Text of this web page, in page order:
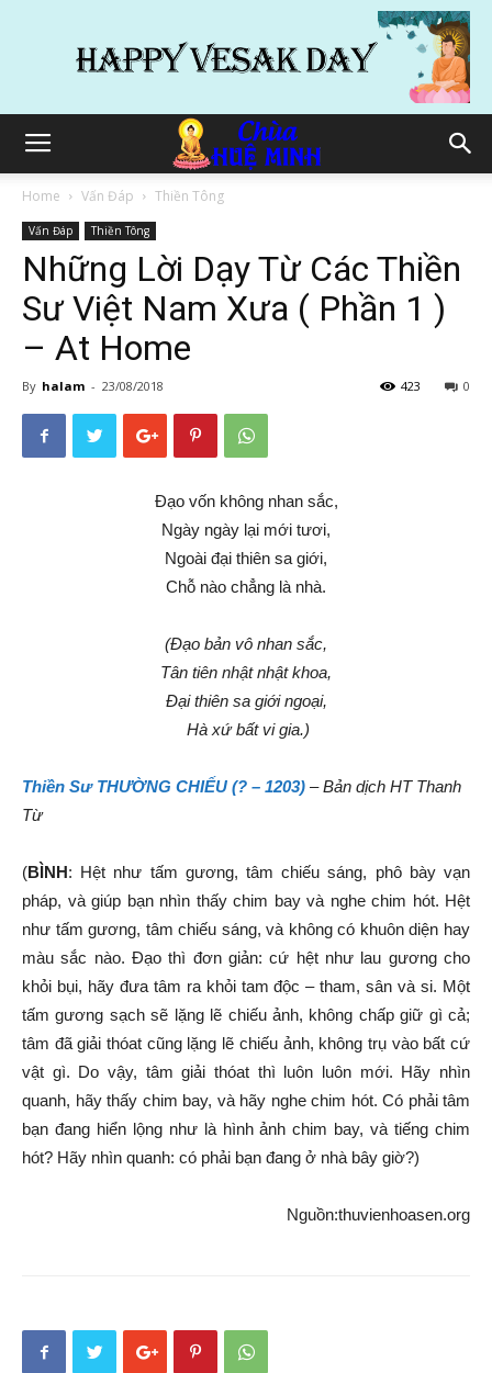
Home Vấn Đáp Thiền Tông
Vấn Đáp Thiền Tông
Những Lời Dạy Từ Các Thiền
Sư Việt Nam Xưa ( Phần 1 )
– At Home
By halam - 23/08/2018 0
423
Đạo vốn không nhan sắc,
Ngày ngày lại mới tươi,
Ngoài đại thiên sa giới,
Chỗ nào chẳng là nhà.
(Đạo bản vô nhan sắc,
Tân tiên nhật nhật khoa,
Đại thiên sa giớingoại,
Hà xứ bất vi gia.)
Thiền Sư THƯỜNG CHIẾU (? – 1203) – Bản dịch HT Thanh
Từ
(BÌNH: Hệt như tấm gương, tâm chiếu sáng, phô bày vạn
pháp, và giúp bạn nhìn thấy chim bay và nghe chim hót. Hệt
như tấm gương, tâm chiếu sáng, và không có khuôn diện hay
màu sắc nào. Đạo thì đơn giản: cứ hệt như lau gương cho
khỏi bụi, hãy đưa tâm ra khỏi tam độc – tham, sân và si. Một
tấm gương sạch sẽ lặng lẽ chiếu ảnh, không chấpgiữ gì cả;
tâm đã giải thóat cũng lặng lẽ chiếu ảnh, không trụ vào bất cứ
vật gì. Do vậy, tâm giải thóat thì luôn luôn mới. Hãy nhìn
quanh, hãy thấy chim bay, và hãy nghe chim hót. Có phải tâm
bạn đang hiển lộng như là hình ảnh chim bay, và tiếng chim
hót? Hãy nhìn quanh: có phải bạn đang ở nhà bây giờ?)
Nguồn:thuvienhoasen.org